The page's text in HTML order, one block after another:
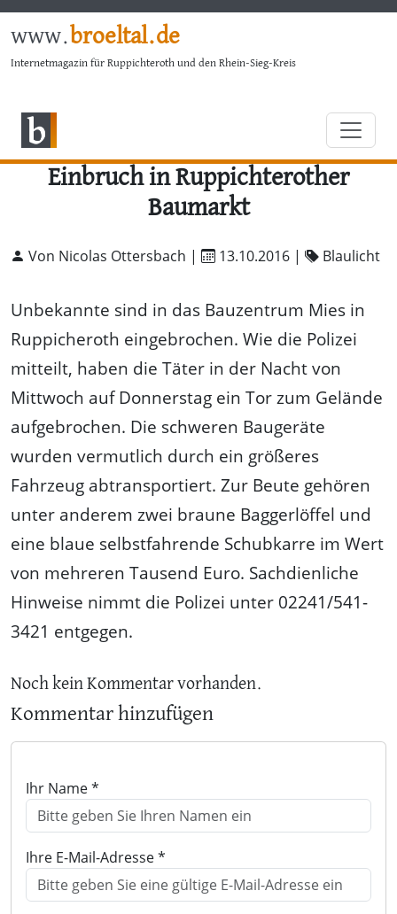
www.broeltal.de
Internetmagazin für Ruppichteroth und den Rhein-Sieg-Kreis
Einbruch in Ruppichterother
Baumarkt
Von Nicolas Ottersbach | 13.10.2016 | Blaulicht
Unbekannte sind in das Bauzentrum Mies in
Ruppicheroth eingebrochen. Wie die Polizei
mitteilt, haben die Täter in der Nacht von
Mittwoch auf Donnerstag ein Tor zum Gelände
aufgebrochen. Die schweren Baugeräte
wurden vermutlich durch ein größeres
Fahrzeug abtransportiert. Zur Beute gehören
unter anderem zwei braune Baggerlöffel und
eine blaue selbstfahrende Schubkarre im Wert
von mehreren Tausend Euro. Sachdienliche
Hinweise nimmt die Polizei unter 02241/541-
3421 entgegen.
Noch kein Kommentar vorhanden.
Kommentar hinzufügen
Ihr Name *
Ihre E-Mail-Adresse *